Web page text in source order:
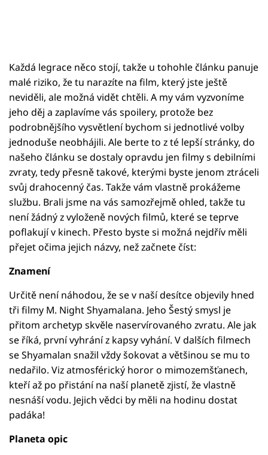
Každá legrace něco stojí, takže u tohohle článku panuje
malé riziko, že tu narazíte na film, který jste ještě
neviděli, ale možná vidět chtěli. A my vám vyzvoníme
jeho děj a zaplavíme vás spoilery, protože bez
podrobnějšího vysvětlení bychom si jednotlivé volby
jednoduše neobhájili. Ale berte to z té lepší stránky, do
našeho článku se dostaly opravdu jen filmy s debilními
zvraty, tedy přesně takové, kterými byste jenom ztráceli
svůj drahocenný čas. Takže vám vlastně prokážeme
službu. Brali jsme na vás samozřejmě ohled, takže tu
není žádný z vyloženě nových filmů, které se teprve
poflakují v kinech. Přesto byste si možná nejdřív měli
přejet očima jejich názvy, než začnete číst:
Znamení
Určitě není náhodou, že se v naší desítce objevily hned
tři filmy M. Night Shyamalana. Jeho Šestý smysl je
přitom archetyp skvěle naservírovaného zvratu. Ale jak
se říká, první vyhrání z kapsy vyhání. V dalších filmech
se Shyamalan snažil vždy šokovat a většinou se mu to
nedařilo. Viz atmosférický horor o mimozemšťanech,
kteří až po přistání na naší planetě zjistí, že vlastně
nesnáší vodu. Jejich vědci by měli na hodinu dostat
padáka!
Planeta opic